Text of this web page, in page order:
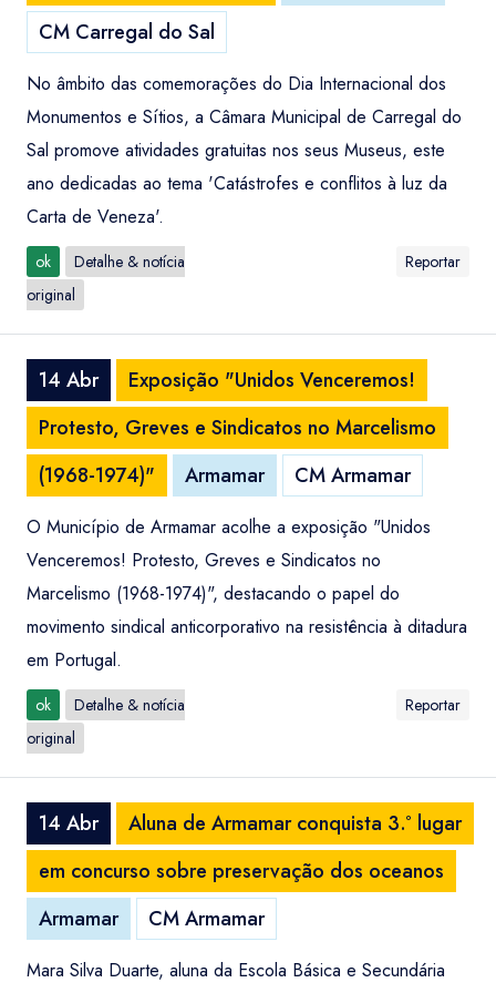
CM Carregal do Sal
No âmbito das comemorações do Dia Internacional dos
Monumentos e Sítios, a Câmara Municipal de Carregal do
Sal promove atividades gratuitas nos seus Museus, este
ano dedicadas ao tema 'Catástrofes e conflitos à luz da
Carta de Veneza'.
ok
Detalhe & notícia
original
Reportar
14 Abr
Exposição "Unidos Venceremos!
Protesto, Greves e Sindicatos no Marcelismo
(1968-1974)"
Armamar CM Armamar
O Município de Armamar acolhe a exposição "Unidos
Venceremos! Protesto, Greves e Sindicatos no
Marcelismo (1968-1974)", destacando o papel do
movimento sindical anticorporativo na resistência à ditadura
em Portugal.
ok
Detalhe & notícia
original
Reportar
14 Abr
Aluna de Armamar conquista 3.º lugar
em concurso sobre preservação dos oceanos
Armamar
CM Armamar
Mara Silva Duarte, aluna da Escola Básica e Secundária